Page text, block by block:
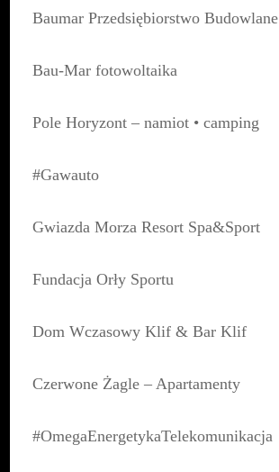
Baumar Przedsiębiorstwo Budowlane
Bau-Mar fotowoltaika
Pole Horyzont – namiot • camping
#Gawauto
Gwiazda Morza Resort Spa&Sport
Fundacja Orły Sportu
Dom Wczasowy Klif & Bar Klif
Czerwone Żagle – Apartamenty
#OmegaEnergetykaTelekomunikacja